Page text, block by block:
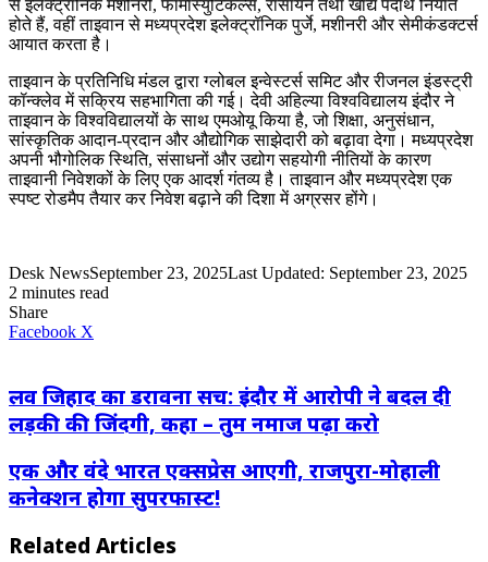
से इलेक्ट्रानिक मशीनरी, फार्मास्युटिकल्स, रासायन तथा खाद्य पदार्थ निर्यात
होते हैं, वहीं ताइवान से मध्यप्रदेश इलेक्ट्रॉनिक पुर्जे, मशीनरी और सेमीकंडक्टर्स
आयात करता है।
ताइवान के प्रतिनिधि मंडल द्वारा ग्लोबल इन्वेस्टर्स समिट और रीजनल इंडस्ट्री
कॉन्क्लेव में सक्रिय सहभागिता की गई। देवी अहिल्या विश्वविद्यालय इंदौर ने
ताइवान के विश्वविद्यालयों के साथ एमओयू किया है, जो शिक्षा, अनुसंधान,
सांस्कृतिक आदान-प्रदान और औद्योगिक साझेदारी को बढ़ावा देगा। मध्यप्रदेश
अपनी भौगोलिक स्थिति, संसाधनों और उद्योग सहयोगी नीतियों के कारण
ताइवानी निवेशकों के लिए एक आदर्श गंतव्य है। ताइवान और मध्यप्रदेश एक
स्पष्ट रोडमैप तैयार कर निवेश बढ़ाने की दिशा में अग्रसर होंगे।
Desk NewsSeptember 23, 2025Last Updated: September 23, 2025
2 minutes read
Share
Facebook X
लव जिहाद का डरावना सच: इंदौर में आरोपी ने बदल दी
लड़की की जिंदगी, कहा – तुम नमाज पढ़ा करो
एक और वंदे भारत एक्सप्रेस आएगी, राजपुरा-मोहाली
कनेक्शन होगा सुपरफास्ट!
Related Articles